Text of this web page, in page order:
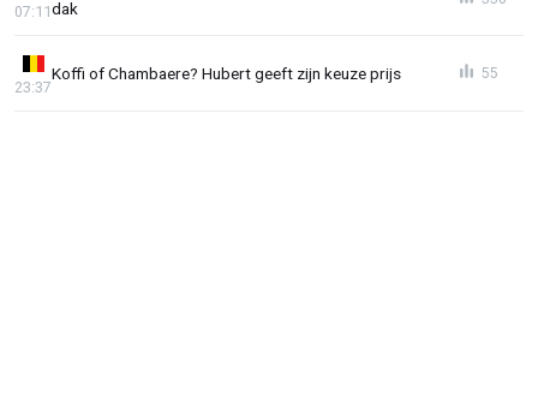
dak
07:11
Koffi of Chambaere? Hubert geeft zijn keuze prijs
23:37
55